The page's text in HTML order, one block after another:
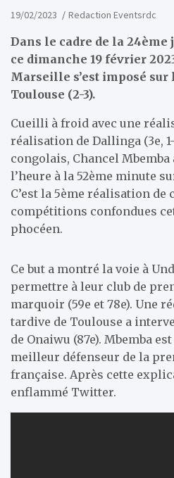
19/02/2023 Redaction Eventsrdc
Dans le cadre de la 24ème
ce dimanche 19 février
Marseille s’est imposé sur
Toulouse (2-3).
Cueilli à froid avec une
réalisation de Dallinga (3e,
congolais, Chancel
l’heure à la 52ème minute
C’est la 5ème réalisation de
compétitions confondues
phocéen.
Ce but a montré la voie à
permettre à leur club de
marquoir (59e et 78e). Une
tardive de Toulouse a
de Onaiwu (87e). Mbemba
meilleur défenseur de la
française. Après cette
enflammé Twitter.